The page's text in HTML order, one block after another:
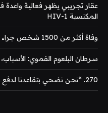
عقار تجريبي يظهر فعالية
المكتسبة HIV-1
وفاة أكثر من 1500 شخص جراء تفشي فيروس إيبولا في الكونغو
سرطان البلعوم الفموي: الأسباب،
270. “نحن نضحي بتقاعدنا لدفع تكاليف كلية أطفالنا”